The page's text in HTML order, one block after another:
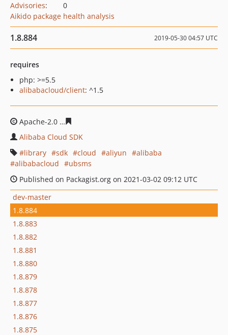
Advisories:
0
Aikido package health analysis
1.8.884 2019-05-30 04:57 UTC
requires
php: >=5.5
alibabacloud/client: ^1.5
Apache-2.0
Alibaba Cloud SDK
library
sdk cloud aliyun
alibaba
alibabacloud
ubsms
Published on Packagist.org on 2021-03-02 09:12 UTC
dev-master
1.8.884
1.8.883
1.8.882
1.8.881
1.8.880
1.8.879
1.8.878
1.8.877
1.8.876
1.8.875